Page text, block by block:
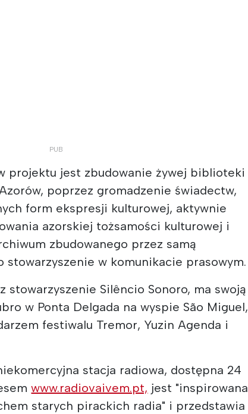
projektu jest zbudowanie żywej biblioteki
poprzez gromadzenie świadectw,
form ekspresji kulturowej, aktywnie
azorskiej tożsamości kulturowej i
zbudowanego przez samą
stowarzyszenie w komunikacie prasowym.
stowarzyszenie Silêncio Sonoro, ma swoją
w Ponta Delgada na wyspie São Miguel,
festiwalu Tremor, Yuzin Agenda i
stacja radiowa, dostępna 24
www.radiovaivem.pt, jest "inspirowana
starych pirackich radia" i przedstawia